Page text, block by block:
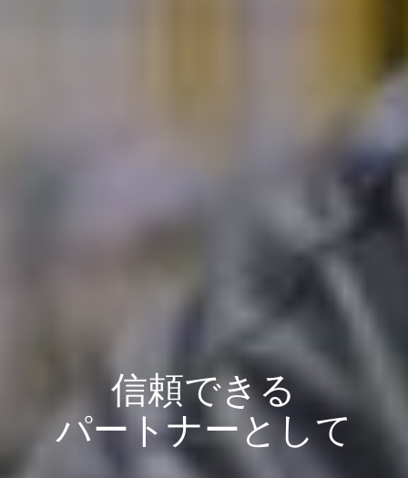
信頼できる
パートナーとして